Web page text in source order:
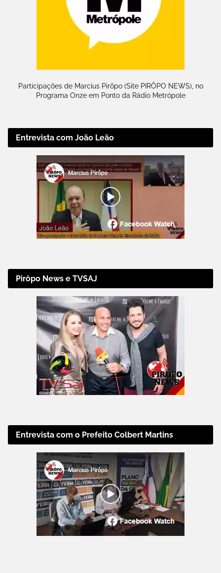
Participações de Marcius Pirôpo (Site PIRÔPO NEWS), no
Programa Onze em Ponto da Rádio Metrópole
Entrevista com João Leão
Pirôpo News e TVSAJ
Entrevista com o Prefeito Colbert Martins